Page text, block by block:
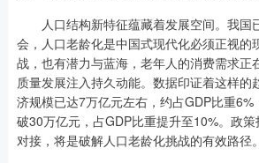
人口结构新特征蕴藏着发展空间。我国
会，人口老龄化是中国式现代化必须正视的
战，也有潜力与蓝海，老年人的消费需求正
质量发展注入持久动能。数据印证着这样的
济规模已达7万亿元左右，约占GDP比重
破30万亿元，占GDP比重提升至10%。政
对接，将是破解人口老龄化挑战的有效路径。